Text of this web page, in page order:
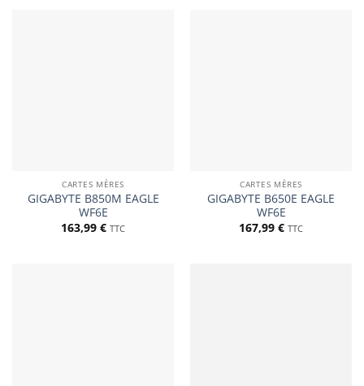
CARTES MÈRES
GIGABYTE B850M EAGLE
WF6E
163,99 € TTC
CARTES MÈRES
GIGABYTE B650E EAGLE
WF6E
167,99 € TTC